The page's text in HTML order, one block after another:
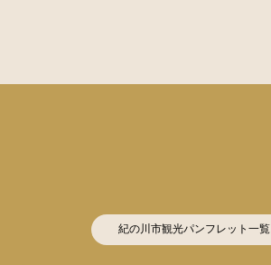
紀の川市観光パンフレット一覧